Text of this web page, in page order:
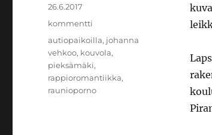
Julkaistu
26.6.2017
Kategoriat
kommentti
Avainsanat
autiopaikoilla, johanna
vehkoo, kouvola,
pieksämäki,
rappioromantiikka,
raunioporno